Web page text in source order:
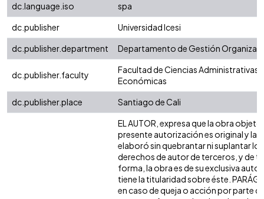
dc.language.iso
spa
dc.publisher
Universidad Icesi
dc.publisher.department
Departamento de Gestión
dc.publisher.faculty
Facultad de Ciencias Administrativas y
Económicas
dc.publisher.place
Santiago de Cali
EL AUTOR, expresa que la obra objeto
presente autorización es original y la
elaboró sin quebrantar ni suplantar los
derechos de autor de terceros, y de
forma, la obra es de su exclusiva
tiene la titularidad sobre éste.
en caso de queja o acción por parte